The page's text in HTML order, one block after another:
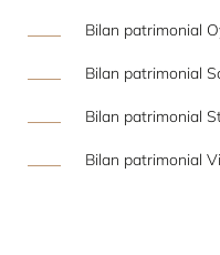
Bilan patrimonial
Bilan patrimonial
Bilan patrimonial
Bilan patrimonial